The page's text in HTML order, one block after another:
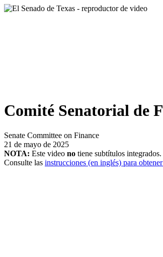
Comité Senatorial de
Senate Committee on Finance
21 de mayo de 2025
NOTA: Este video no tiene subtítulos integrados.
Consulte las instrucciones (en inglés) para